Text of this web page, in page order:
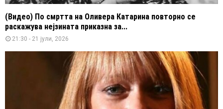
(Видео) По смртта на Оливера Катарина повторно се
раскажува нејзината приказна за...
21:30 - 21 јули, 2026